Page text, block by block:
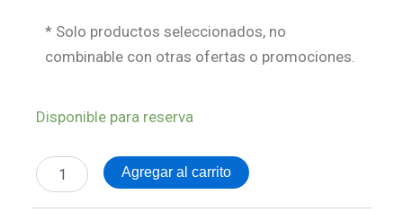
* Solo productos seleccionados, no
combinable con otras ofertas o promociones.
Disponible para reserva
Tablero
Monofásica
Bomba
Agregar al carrito